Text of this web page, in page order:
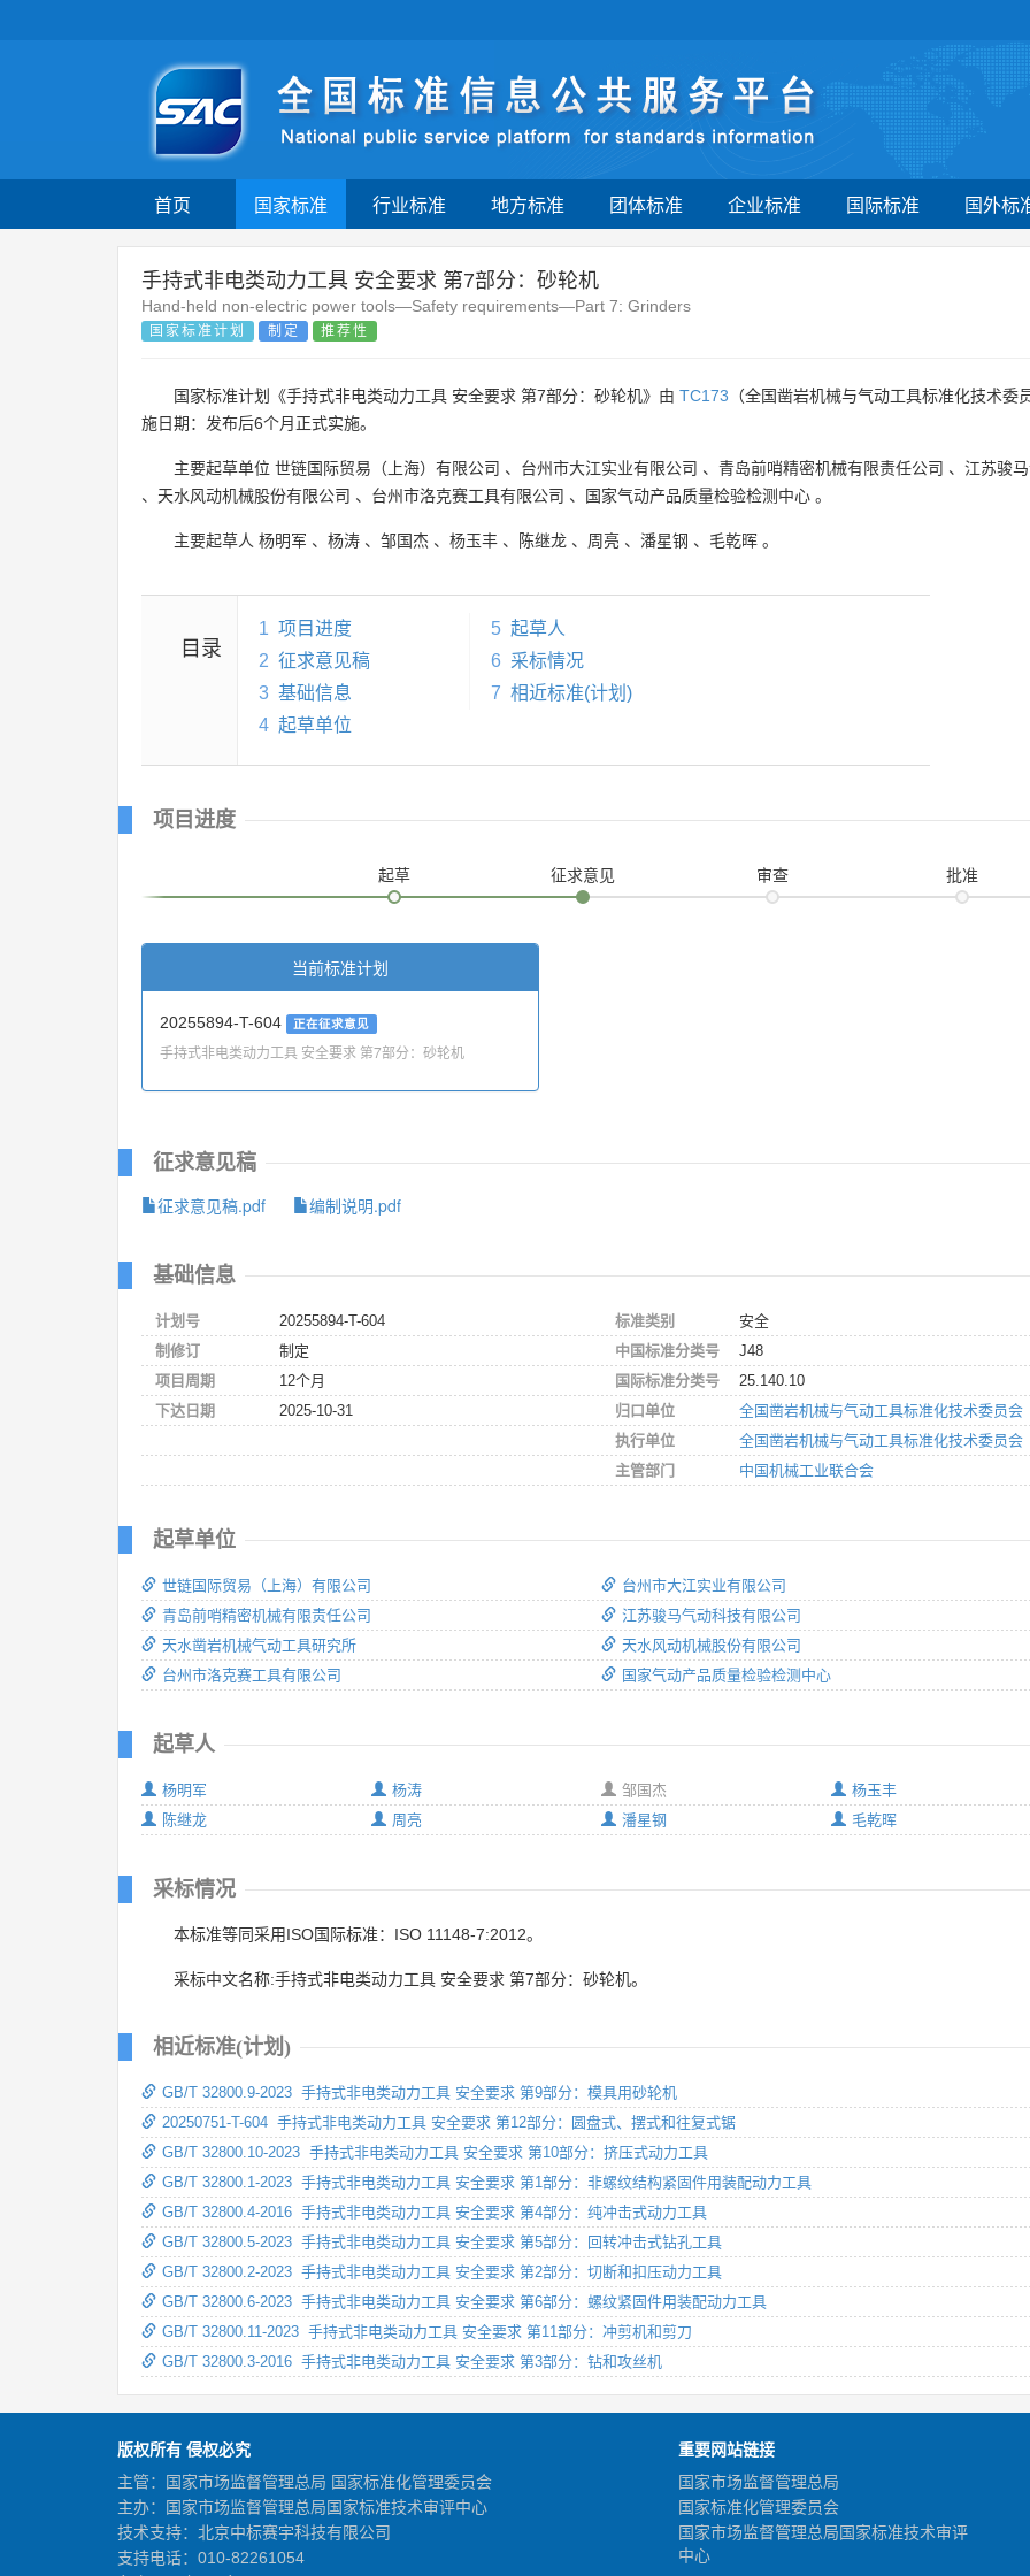
首页 国家标准 行业标准 地方标准 团体标准 企业标准 国际标准 国外标
手持式非电类动力工具 安全要求 第7部分：砂轮机
Hand-held non-electric power tools—Safety requirements—Part 7: Grinders
国家标准计划 制定 推荐性
国家标准计划《手持式非电类动力工具 安全要求 第7部分：砂轮机》由 TC173 （全国凿岩机械与气动工具标准化技术委
施日期：发布后6个月正式实施。
主要起草单位 世链国际贸易（上海）有限公司 、 台州市大江实业有限公司 、 青岛前哨精密机械有限责任公司 、 江苏骏
、 天水风动机械股份有限公司 、 台州市洛克赛工具有限公司 、 国家气动产品质量检验检测中心 。
主要起草人 杨明军 、 杨涛 、 邹国杰 、 杨玉丰 、 陈继龙 、 周亮 、 潘星钢 、 毛乾晖 。
目录
1 项目进度
2 征求意见稿
3 基础信息
4 起草单位
5 起草人
6 采标情况
7 相近标准(计划)
项目进度
起草 征求意见 审查 批准
当前标准计划
20255894-T-604 正在征求意见
手持式非电类动力工具 安全要求 第7部分：砂轮机
征求意见稿
征求意见稿.pdf
编制说明.pdf
基础信息
计划号
20255894-T-604
制修订
制定
项目周期
12个月
下达日期
2025-10-31
标准类别
安全
中国标准分类号
J48
国际标准分类号
25.140.10
归口单位
全国凿岩机械与气动工具标准化技术委员会
执行单位
全国凿岩机械与气动工具标准化技术委员会
主管部门
中国机械工业联合会
起草单位
世链国际贸易（上海）有限公司
青岛前哨精密机械有限责任公司
天水凿岩机械气动工具研究所
台州市洛克赛工具有限公司
台州市大江实业有限公司
江苏骏马气动科技有限公司
天水风动机械股份有限公司
国家气动产品质量检验检测中心
起草人
杨明军
杨涛
陈继龙
周亮
邹国杰
杨玉丰
潘星钢
毛乾晖
采标情况
本标准等同采用ISO国际标准：ISO 11148-7:2012。
采标中文名称:手持式非电类动力工具 安全要求 第7部分：砂轮机。
相近标准(计划)
GB/T 32800.9-2023 手持式非电类动力工具 安全要求 第9部分：模具用砂轮机
20250751-T-604 手持式非电类动力工具 安全要求 第12部分：圆盘式、摆式和往复式锯
GB/T 32800.10-2023 手持式非电类动力工具 安全要求 第10部分：挤压式动力工具
GB/T 32800.1-2023 手持式非电类动力工具 安全要求 第1部分：非螺纹结构紧固件用装配动力工具
GB/T 32800.4-2016 手持式非电类动力工具 安全要求 第4部分：纯冲击式动力工具
GB/T 32800.5-2023 手持式非电类动力工具 安全要求 第5部分：回转冲击式钻孔工具
GB/T 32800.2-2023 手持式非电类动力工具 安全要求 第2部分：切断和扣压动力工具
GB/T 32800.6-2023 手持式非电类动力工具 安全要求 第6部分：螺纹紧固件用装配动力工具
GB/T 32800.11-2023 手持式非电类动力工具 安全要求 第11部分：冲剪机和剪刀
GB/T 32800.3-2016 手持式非电类动力工具 安全要求 第3部分：钻和攻丝机
版权所有 侵权必究
主管：国家市场监督管理总局 国家标准化管理委员会
主办：国家市场监督管理总局国家标准技术审评中心
技术支持：北京中标赛宇科技有限公司
支持电话：010-82261054
重要网站链接
国家市场监督管理总局
国家标准化管理委员会
国家市场监督管理总局国家标准技术审评
中心